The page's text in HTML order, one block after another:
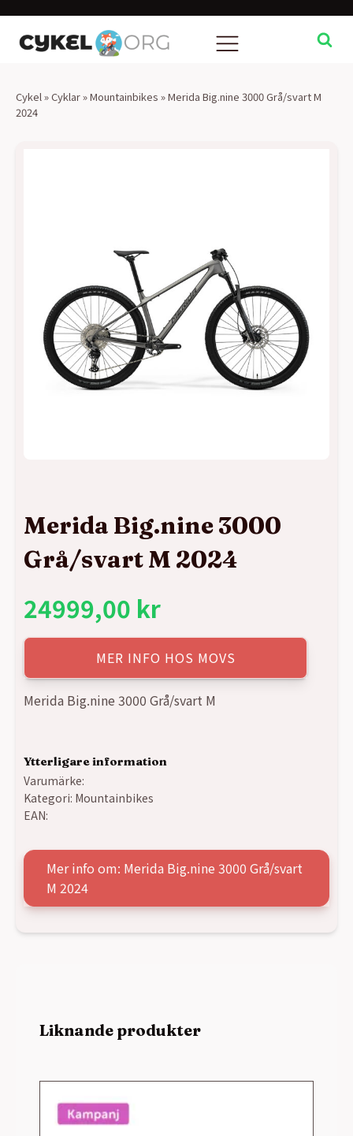
Cykel »Cyklar»Mountainbikes »Merida Big.nine 3000 Grå/svart M
2024
Merida Big.nine 3000
Grå/svart M 2024
24999,00 kr
MER INFO HOS MOVS
Merida Big.nine 3000 Grå/svart M
Ytterligare information
Varumärke:
Kategori: Mountainbikes
EAN:
Mer info om: Merida Big.nine 3000 Grå/svart
M 2024
Liknande produkter